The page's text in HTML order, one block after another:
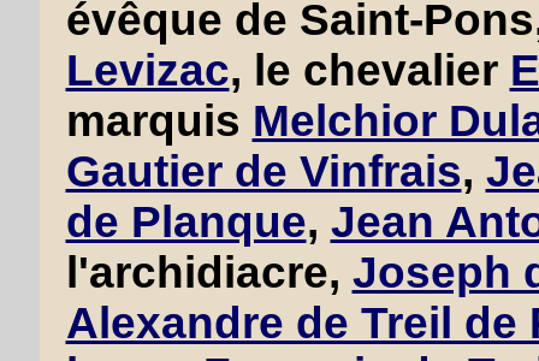
évêque de Saint-
Levizac, le chevalier
marquis Melchior
Gautier de Vinfrais,
de Planque, Jean
l'archidiacre, Joseph
Alexandre de Treil de